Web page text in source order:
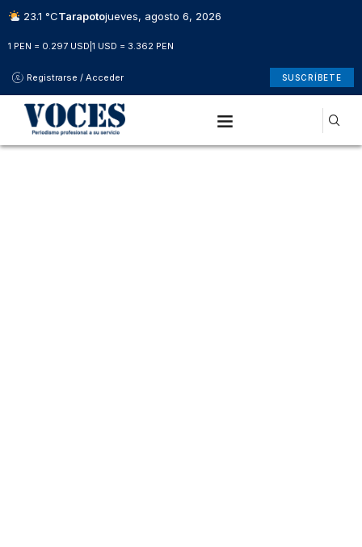
23.1 °CTarapotojueves, agosto 6, 2026
1 PEN = 0.297 USD 1 USD = 3.362 PEN
Registrarse / Acceder SUSCRÍBETE